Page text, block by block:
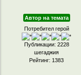
Автор на темата
Потребител герой
Публикации: 2228
шегаджия
Рейтинг: 1383